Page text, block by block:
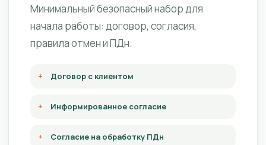
Минимальный безопасный набор для
начала работы: договор, согласия,
правила отмен и ПДн.
Договор с клиентом
Информированное согласие
Согласие на обработку ПДн